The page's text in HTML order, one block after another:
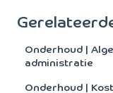
Onderhoud |
administratie
Onderhoud |